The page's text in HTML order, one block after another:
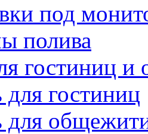
под
полива
гостиниц
гостиниц
для